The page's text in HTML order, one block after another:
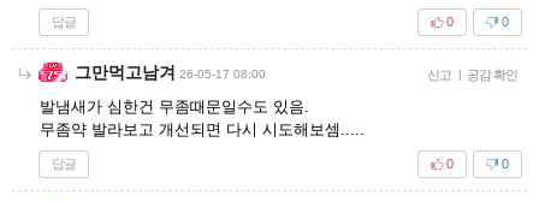
답글 0
0
그만먹고남겨 26-05-17 08:00 신고 | 공감 확인
발냄새가 심한건 무좀때문일수도 있음.
무좀약 발라보고 개선되면 다시 시도해보셈.....
답글 0
0